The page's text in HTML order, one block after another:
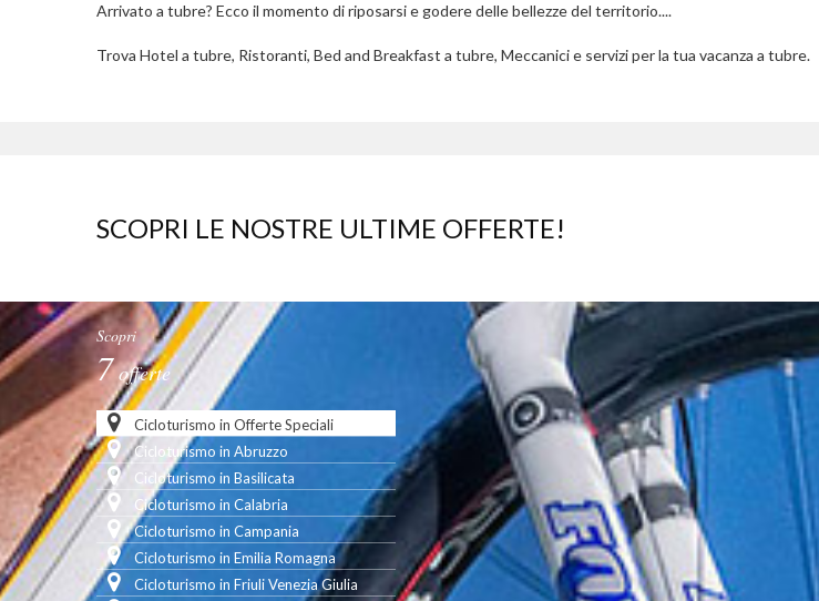
Arrivato a tubre? Ecco il momento di riposarsi e godere delle bellezze del territorio....
Trova Hotel a tubre, Ristoranti, Bed and Breakfast a tubre, Meccanici e servizi per la tua vacanza a tubre.
SCOPRI LE NOSTRE ULTIME OFFERTE!
Scopri
7offerte
Cicloturismo in Offerte Speciali
Cicloturismo in Abruzzo
Cicloturismo in Basilicata
Cicloturismo in Calabria
Cicloturismo in Campania
Cicloturismo in Emilia Romagna
Cicloturismo in Friuli Venezia Giulia